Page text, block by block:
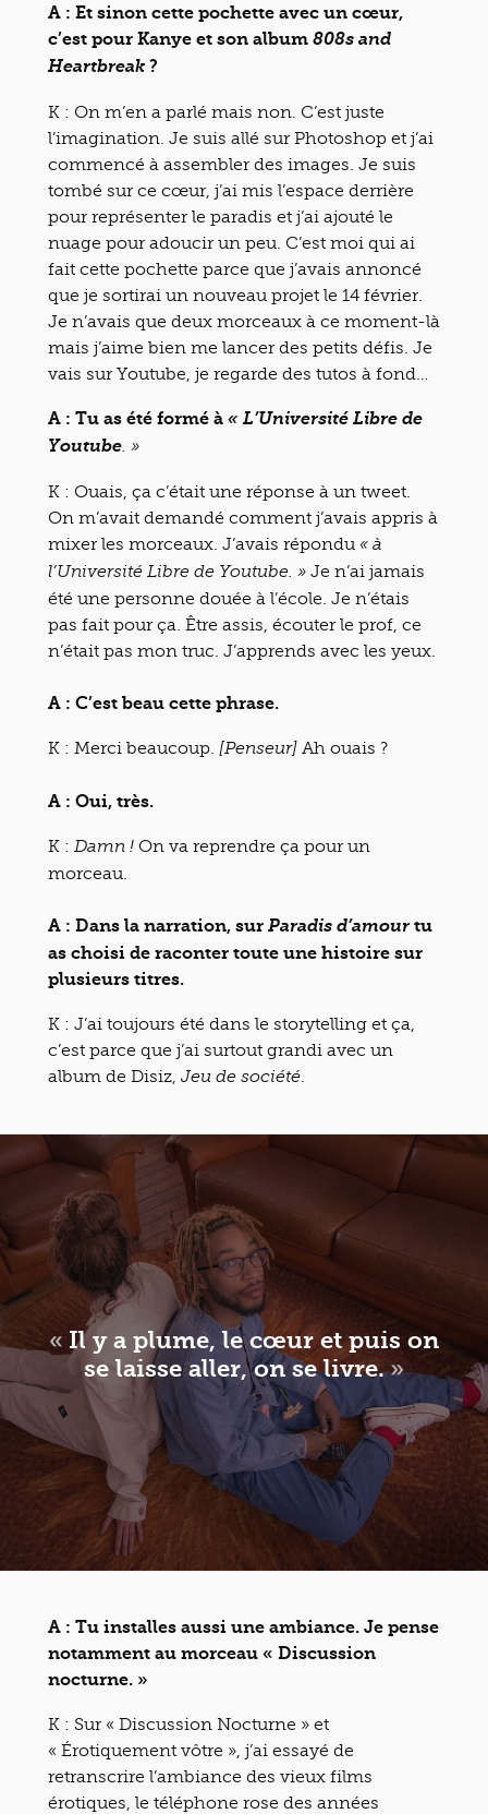
A : Et sinon cette pochette avec un cœur,
c’est pour Kanye et son album 808s and
Heartbreak?
K : On m’en a parlé mais non. C’est juste
l’imagination. Je suis allé sur Photoshop et j’ai
commencé à assembler des images. Je suis
tombé sur ce cœur, j’ai mis l’espace derrière
pour représenter le paradis et j’ai ajouté le
nuage pour adoucir un peu. C’est moi qui ai
fait cette pochette parce que j’avais annoncé
que je sortirai un nouveau projet le 14 février.
Je n’avais que deux morceaux à ce moment-là
mais j’aime bien me lancer des petits défis. Je
vais sur Youtube, je regarde des tutos à fond…
A : Tu as été formé à « L’Université Libre de
Youtube. »
K : Ouais, ça c’était une réponse à un tweet.
On m’avait demandé comment j’avais appris à
mixer les morceaux. J’avais répondu « à
l’Université Libre de Youtube. » Je n’ai jamais
été une personne douée à l’école. Je n’étais
pas fait pour ça. Être assis, écouter le prof, ce
n’était pas mon truc. J’apprends avec les yeux.
A : C’est beau cette phrase.
K : Merci beaucoup. [Penseur] Ah ouais ?
A : Oui, très.
K : Damn ! On va reprendre ça pour un
morceau.
A : Dans la narration, sur Paradis d’amourtu
as choisi de raconter toute une histoire sur
plusieurs titres.
K : J’ai toujours été dans le storytelling et ça,
c’est parce que j’ai surtout grandi avec un
album de Disiz, Jeu de société
« Il y a plume, le cœur et puis on
se laisse aller, on se livre.»
A : Tu installes aussi une ambiance. Je pense
notamment au morceau « Discussion
nocturne. »
K : Sur « Discussion Nocturne » et
« Érotiquement vôtre », j’ai essayé de
retranscrire l’ambiance des vieux films
érotiques, le téléphone rose des années